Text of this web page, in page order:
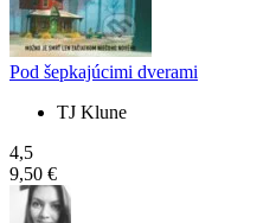
Pod šepkajúcimi dverami
TJ Klune
4,5
9,50 €